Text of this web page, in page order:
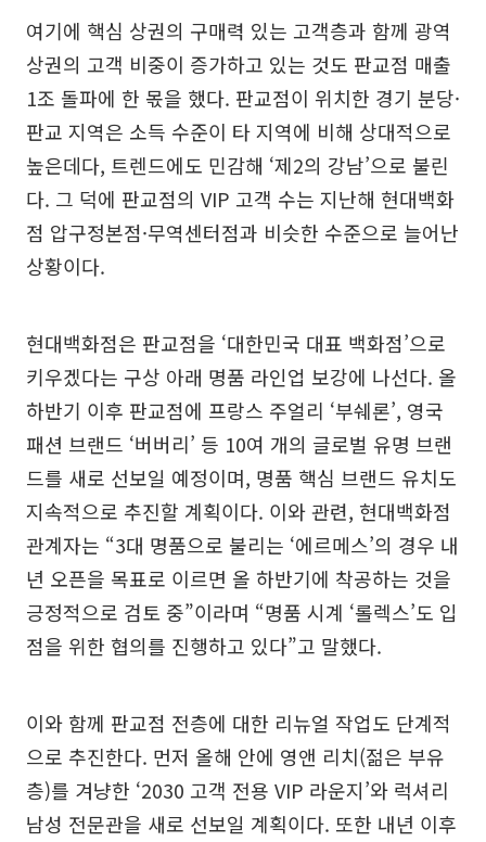
여기에 핵심 상권의 구매력 있는 고객층과 함께 광역
상권의 고객 비중이 증가하고 있는 것도 판교점 매출
1조 돌파에 한 몫을 했다. 판교점이 위치한 경기 분당·
판교 지역은 소득 수준이 타 지역에 비해 상대적으로
높은데다, 트렌드에도 민감해 ‘제2의 강남’으로 불린
다. 그 덕에 판교점의 VIP 고객 수는 지난해 현대백화
점 압구정본점·무역센터점과 비슷한 수준으로 늘어난
상황이다.
현대백화점은 판교점을 ‘대한민국 대표 백화점’으로
키우겠다는 구상 아래 명품 라인업 보강에 나선다. 올
하반기 이후 판교점에 프랑스 주얼리 ‘부쉐론’, 영국
패션 브랜드 ‘버버리’ 등 10여 개의 글로벌 유명 브랜
드를 새로 선보일 예정이며, 명품 핵심 브랜드 유치도
지속적으로 추진할 계획이다. 이와 관련, 현대백화점
관계자는 “3대 명품으로 불리는 ‘에르메스’의 경우 내
년 오픈을 목표로 이르면 올 하반기에 착공하는 것을
긍정적으로 검토 중”이라며 “명품 시계 ‘롤렉스’도 입
점을 위한 협의를 진행하고 있다”고 말했다.
이와 함께 판교점 전층에 대한 리뉴얼 작업도 단계적
으로 추진한다. 먼저 올해 안에 영앤 리치(젊은 부유
층)를 겨냥한 ‘2030 고객 전용 VIP 라운지’와 럭셔리
남성 전문관을 새로 선보일 계획이다. 또한 내년 이후